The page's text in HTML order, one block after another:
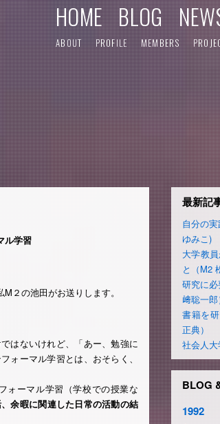
HOME BLOG
ABOUT PROFILE MEMBERS
ル学習
２の池田がお送りします。
はないけれど、「あー、勉強に
ォーマル学習とは、おそらく、
ォーマル学習（学校での授業な
、余暇に関連した日常の活動の結
最新記
自分の
ゆみこ)
大学教
と（M2
研究に
﨑聡一郎
書籍を
正典）
社会人大
BLOG
1992